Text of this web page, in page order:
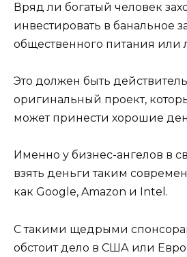
Вряд ли богатый человек
инвестировать в банальное
общественного питания или
Это должен быть
оригинальный проект,
может принести хорошие
Именно у бизнес-ангелов в
взять деньги таким
как Google, Amazon и Intel.
С такими щедрыми
обстоит дело в США или